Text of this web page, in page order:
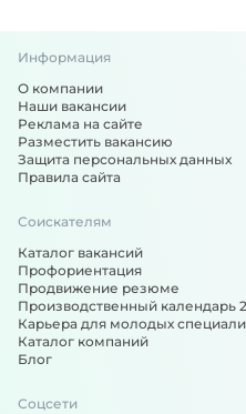
Информация
О компании
Наши вакансии
Реклама на сайте
Разместить вакансию
Защита персональных данных
Правила сайта
Соискателям
Каталог вакансий
Профориентация
Продвижение резюме
Производственный календарь
Карьера для молодых
Каталог компаний
Блог
Соцсети